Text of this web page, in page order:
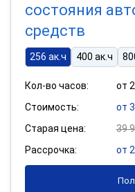
состояния
средств
256 ак.ч 400 ак.ч
Кол-во часов:
от
Стоимость:
от
Старая цена:
39
Рассрочка:
от